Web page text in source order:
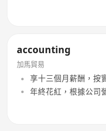
accounting
加馬貿易
享十三個月薪酬，按
年終花紅，根據公司